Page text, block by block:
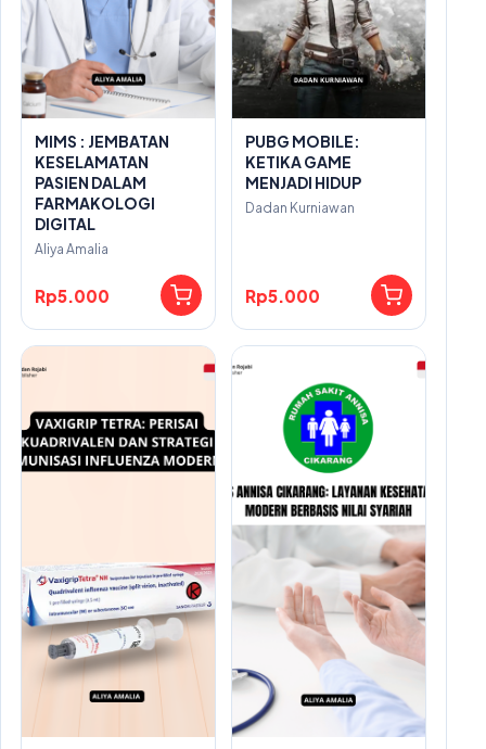
MIMS : JEMBATAN
KESELAMATAN
PASIEN DALAM
FARMAKOLOGI
DIGITAL
Aliya Amalia
Rp5.000
PUBG MOBILE:
KETIKA GAME
MENJADI HIDUP
Dadan Kurniawan
Rp5.000